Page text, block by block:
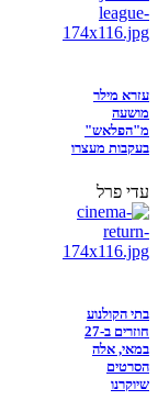
עזרא מילר
מושעה
מ"הפלאש"
בעקבות מעצרו
עדי פרל
בתי הקולנוע
חוזרים ב-27
במאי, אלה
הסרטים
שיוקרנו